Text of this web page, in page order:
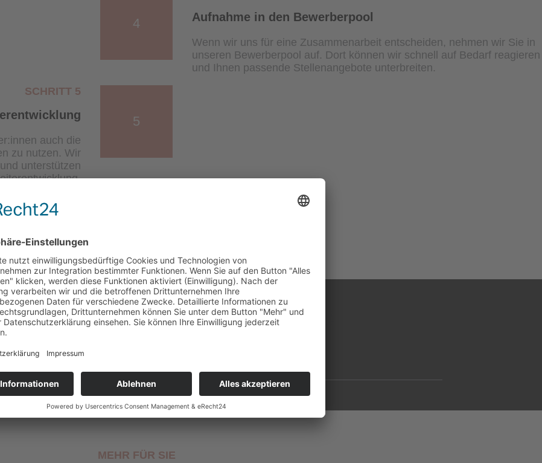
4 Aufnahme in den Bewerberpool
Wenn wir uns für eine Zusammenarbeit entscheiden, nehmen wir Sie in
unseren Bewerberpool auf. Dort können wir schnell auf Bedarf reagieren
und Ihnen passende Stellenangebote unterbreiten.
5
SCHRITT 5
auch die
zu nutzen. Wir
unterstützen
eigene Erfolgsgeschichte -
jetzt!
MEHR FÜR SIE